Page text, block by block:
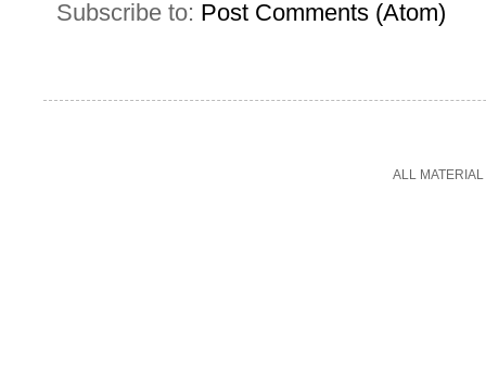
Subscribe to: Post Comments (Atom)
ALL